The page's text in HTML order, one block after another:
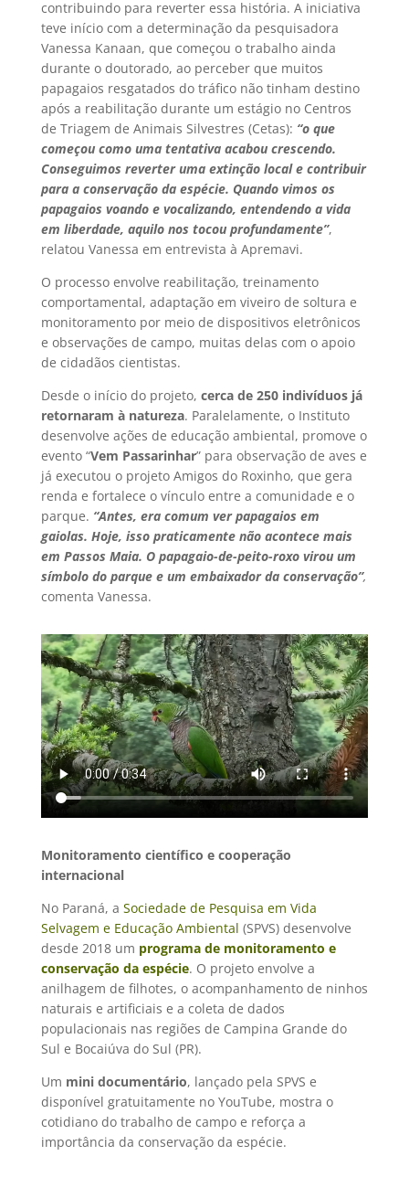
contribuindo para reverter essa história. A iniciativa
teve início com a determinação da pesquisadora
Vanessa Kanaan, que começou o trabalho ainda
durante o doutorado, ao perceber que muitos
papagaios resgatados do tráfico não tinham destino
após a reabilitação durante um estágio no Centros
de Triagem de Animais Silvestres (Cetas): “o que
começou como uma tentativa acabou crescendo.
Conseguimos reverter uma extinção local e contribuir
para a conservação da espécie. Quando vimos os
papagaios voando e vocalizando, entendendo a vida
em liberdade, aquilo nos tocou profundamente”,
relatou Vanessa em entrevista à Apremavi.
O processo envolve reabilitação, treinamento
comportamental, adaptação em viveiro de soltura e
monitoramento por meio de dispositivos eletrônicos
e observações de campo, muitas delas com o apoio
de cidadãos cientistas.
Desde o início do projeto, cerca de 250 indivíduos já
retornaram à natureza. Paralelamente, o Instituto
desenvolve ações de educação ambiental, promove o
evento “Vem Passarinhar” para observação de aves e
já executou o projeto Amigos do Roxinho, que gera
renda e fortalece o vínculo entre a comunidade e o
parque. “Antes, era comum ver papagaios em
gaiolas. Hoje, isso praticamente não acontece mais
em Passos Maia. O papagaio-de-peito-roxo virou um
símbolo do parque e um embaixador da conservação”,
comenta Vanessa.
Monitoramento científico e cooperação
internacional
No Paraná, a Sociedade de Pesquisa em Vida
Selvagem e Educação Ambiental (SPVS) desenvolve
desde 2018 um programa de monitoramento e
conservação da espécie. O projeto envolve a
anilhagem de filhotes, o acompanhamento de ninhos
naturais e artificiais e a coleta de dados
populacionais nas regiões de Campina Grande do
Sul e Bocaiúva do Sul (PR).
Um mini documentário, lançado pela SPVS e
disponível gratuitamente no YouTube, mostra o
cotidiano do trabalho de campo e reforça a
importância da conservação da espécie.